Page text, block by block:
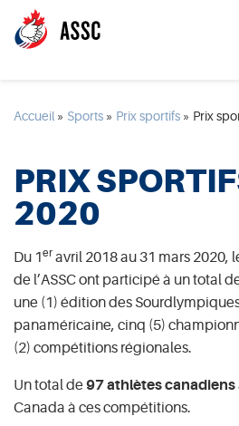
Accueil » Sports » Prix sportifs » Prix
PRIX
2020
Du 1er avril 2018 au 31 mars 2020,
de l’ASSC ont participé à un total
une (1) édition des
panaméricaine, cinq (5)
(2) compétitions régionales.
Un totalde97 athlètes canadiens
Canada à ces compétitions.